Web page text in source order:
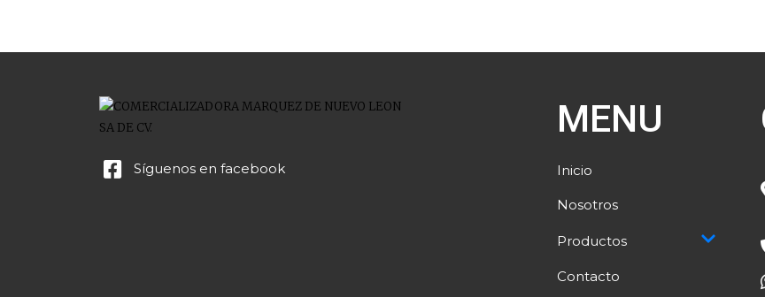
Síguenos en facebook
MENU
Inicio
Nosotros
Productos
Contacto